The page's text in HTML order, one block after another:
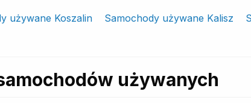
używane Koszalin Samochody używane Kalisz
używanych